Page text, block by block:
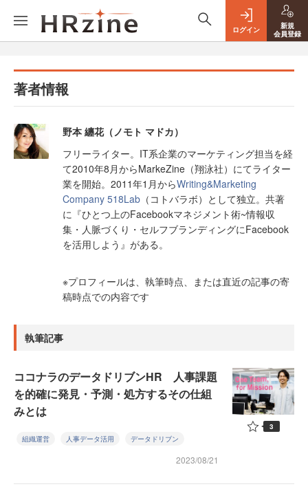
ログイン
新規
会員登録
著者情報
野本 纏花（ノモト マドカ）
フリーライター。IT系企業のマーケティング担当を経
て2010年8月からMarkeZine（翔泳社）にてライター
業を開始。2011年1月からWriting&Marketing
Company 518Lab （コトバラボ）として独立。共著
に『ひとつ上のFacebookマネジメント術~情報収
集・人脈づくり・セルフブランディングにFacebook
を活用しよう』がある。
※プロフィールは、執筆時点、または直近の記事の寄
稿時点での内容です
執筆記事
ココナラのデータドリブンHR 人事課題
を的確に発見・予測・処方するその仕組
みとは
組織運営 人事データ活用 データドリブン
2023/08/21
3